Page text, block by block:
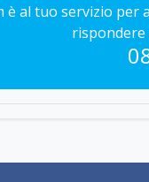
è al tuo servizio per
rispondere